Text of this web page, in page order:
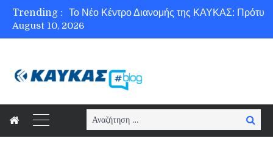
Trending :
Ασφάλεια στο Διαδίκτυο για όλους!
August 10, 2026
Search
for: